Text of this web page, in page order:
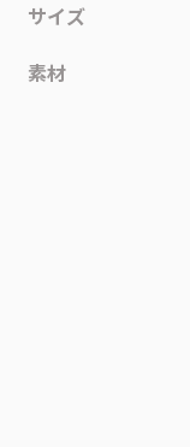
サイズ
素材